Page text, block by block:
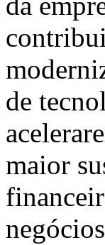
de
maior